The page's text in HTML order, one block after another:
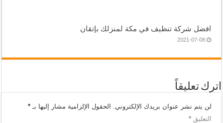
افضل شركة تنظيف في مكة لمنزلك بإتقان
2021-07-08
اترك تعليقاً
لن يتم نشر عنوان بريدك الإلكتروني. الحقول الإلزامية مشار إليها بـ*
التعليق*